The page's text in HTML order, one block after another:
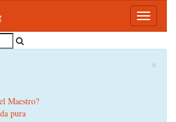
Toggle
×
Maestro?
pura